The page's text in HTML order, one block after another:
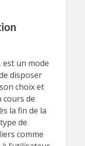
, est un mode
disposer
choix et
cours de
la fin de la
de
comme